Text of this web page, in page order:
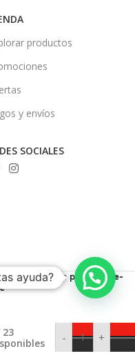
productos
y envíos
SOCIALES
y gestionado por Ducis e-
23
- +
ayuda?